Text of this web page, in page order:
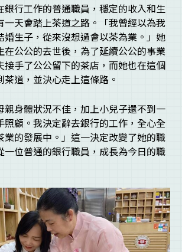
銀行工作的普通職員，穩定的收入和生
一天會踏上茶道之路。「我曾經以為我
婚生子，從來沒想過會以茶為業。」她
在公公的去世後，為了延續公公的事業
接手了公公留下的茶店，而她也在這個
道，並決心走上這條路。
親身體狀況不佳，加上小兒子還不到一
照顧。我決定辭去銀行的工作，全心全
業的發展中。」這一決定改變了她的職
一位普通的銀行職員，成長為今日的職